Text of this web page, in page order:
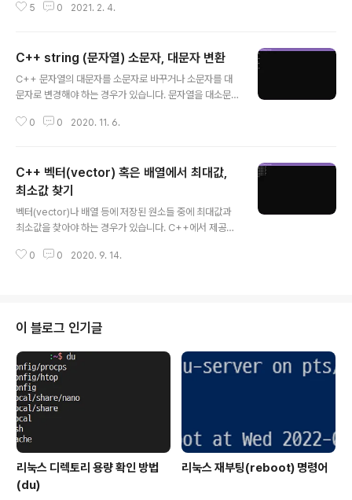
드를 통해 파일을 열거나 생성할 수 있습니다. std::ofstre
++에서 올림/반올림/내림을 하는 방법을 알아보겠습니다.
floor() 함수는 내림을 위한 함수입니다. 그리고 C++11에
서 반올림을 위한 round() 함수가 추가되었습니다. #incl
ude #include #include using namespace std; vo
num = 6.7; const ch..
5 0 2021. 2. 4.
C++ string (문자열) 소문자, 대문자 변환
C++ 문자열의 대문자를 소문자로 바꾸거나 소문자를 대
문자로 변경해야 하는 경우가 있습니다. 문자열을 대소문
에 비교해서 찾을 수 있습니다. C++에서 대문자를 소문자
orithm::to_lower boost는 C++을 위한 유용한 라이브
러리입니다. boost::algorithm::to_upper, boost::alg
orithm::to_lower를 사용하면 각각 대문자, 소문자로 변
환이 가능합니다. boost의 to_upper와 to_lower를 사
n..
0 0 2020. 11. 6.
C++ 벡터(vector) 혹은 배열에서 최대값,
최소값 찾기
벡터(vector)나 배열 등에 저장된 원소들 중에 최대값과
최소값을 찾아야 하는 경우가 있습니다. C++에서 제공하
소값을 찾을 수 있습니다. max_element와 min_eleme
번째 최대값과 최소값을 가져오는 부분은 배열에서 가져오
는 방법입니다. 배열의 첫 번째 값의 주소(변수명)과 마지
막 값의 주소 + 1(변수명 + sizeof(변수명) / sizeof(타
입))을 전달하면 됩니다. 기본적으로 max_element와 m
in_element는 이터레이터(..
0 0 2020. 9. 14.
이 블로그 인기글
리눅스 디렉토리 용량 확인 방법
(du)
리눅스 재부팅(reboot) 명령어